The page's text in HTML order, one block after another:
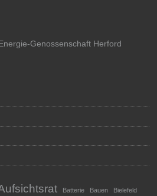
Genossenschaft Herford
Batterie Bauen Bielefeld